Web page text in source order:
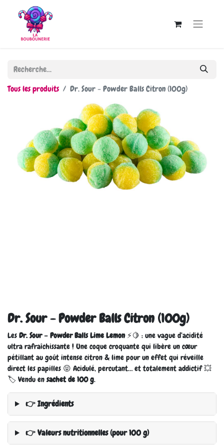
Tous les produits Dr. Sour - Powder Balls Citron (100g)
Dr. Sour - Powder Balls Citron (100g)
Les Dr. Sour – Powder Balls Lime Lemon⚡🍋 : une vague d’acidité
ultra rafraîchissante ! Une coque croquante qui libère un cœur
pétillant au goût intense citron & lime pour un effet qui réveille
direct les papilles 😝 Acidulé, percutant… et totalement addictif 💥
🏷️ Vendu ensachet de 100 g.
👉 Ingrédients
👉 Valeurs nutritionnelles (pour 100 g)